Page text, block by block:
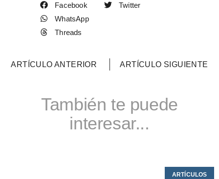
Facebook
Twitter
WhatsApp
Threads
ARTÍCULO ANTERIOR ARTÍCULO SIGUIENTE
También te puede
interesar...
ARTÍCULOS